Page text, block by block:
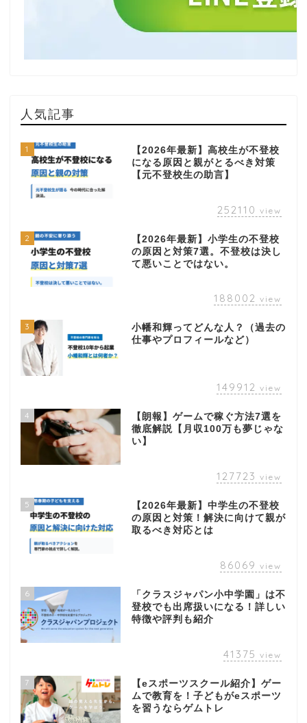
人気記事
1
【2026年最新】高校生が不登校
になる原因と親がとるべき対策
【元不登校生の助言】
252110 view
2
【2026年最新】小学生の不登校
の原因と対策7選。不登校は決し
て悪いことではない。
188002 view
3
小幡和輝ってどんな人？（過去の
仕事やプロフィールなど）
149912 view
4
【朗報】ゲームで稼ぐ方法7選を
徹底解説【月収100万も夢じゃな
い】
127723 view
5
【2026年最新】中学生の不登校
の原因と対策！解決に向けて親が
取るべき対応とは
86069 view
6
「クラスジャパン小中学園」は不
登校でも出席扱いになる！詳しい
特徴や評判も紹介
41375 view
7
【eスポーツスクール紹介】ゲー
ムで教育を！子どもがeスポーツ
を習うならゲムトレ